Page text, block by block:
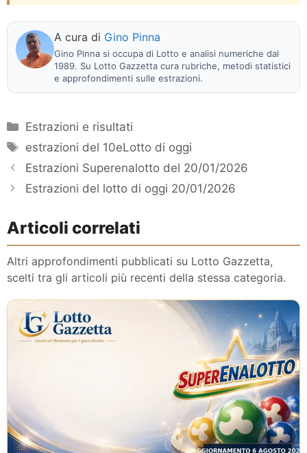
A cura di Gino Pinna
Gino Pinna si occupa di Lotto e analisi numeriche dal
1989. Su Lotto Gazzetta cura rubriche, metodi statistici
e approfondimenti sulle estrazioni.
Categorie
Estrazioni e risultati
Tag
estrazioni del 10eLotto di oggi
Estrazioni Superenalotto del 20/01/2026
Estrazioni del lotto di oggi 20/01/2026
Articoli correlati
Altri approfondimenti pubblicati su Lotto Gazzetta,
scelti tra gli articoli più recenti della stessa categoria.